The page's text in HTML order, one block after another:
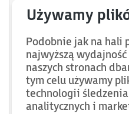
IC200UEX626
IC200UEX636
IC200UEX010
IC200UEX211
IC200UEX212
IC200UEX213
Podobnie jak na hali
najwyższą
naszych stronach
tym celu używamy
technologii
analitycznych i